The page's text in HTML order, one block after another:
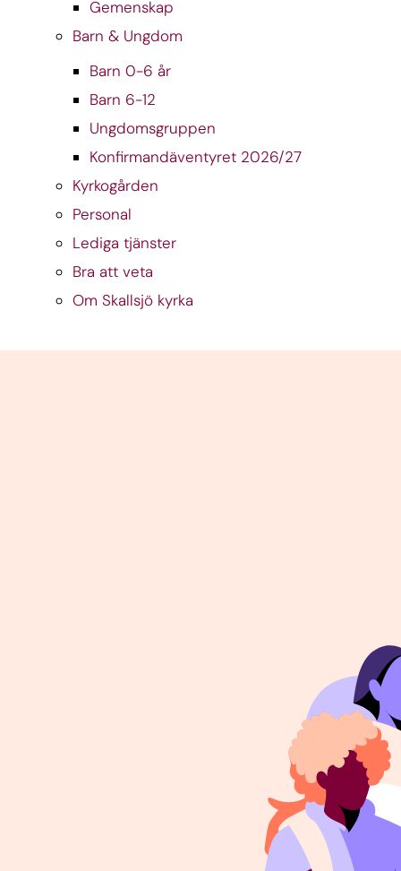
Gemenskap
Barn & Ungdom
Barn 0-6 år
Barn 6-12
Ungdomsgruppen
Konfirmandäventyret 2026/27
Kyrkogården
Personal
Lediga tjänster
Bra att veta
Om Skallsjö kyrka